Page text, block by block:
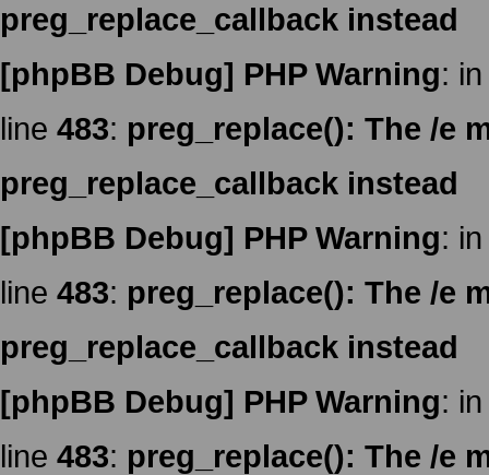
preg_replace_callback instead
[phpBB Debug] PHP Warning:
line 483: preg_replace(): The /e
preg_replace_callback instead
[phpBB Debug] PHP Warning:
line 483: preg_replace(): The /e
preg_replace_callback instead
[phpBB Debug] PHP Warning:
line 483: preg_replace(): The /e